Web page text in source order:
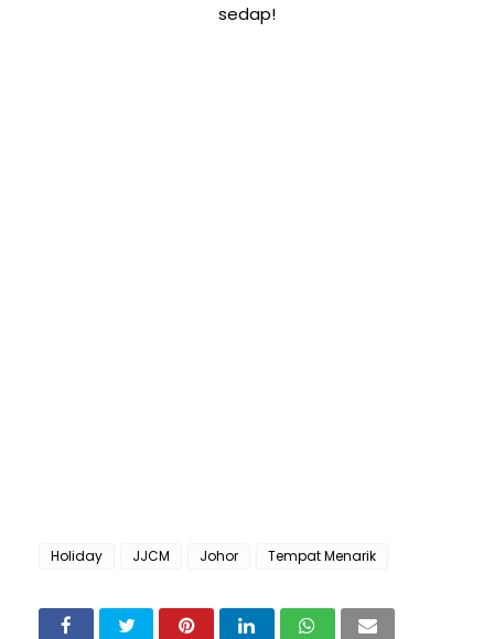
sedap!
Holiday JJCM Johor Tempat Menarik